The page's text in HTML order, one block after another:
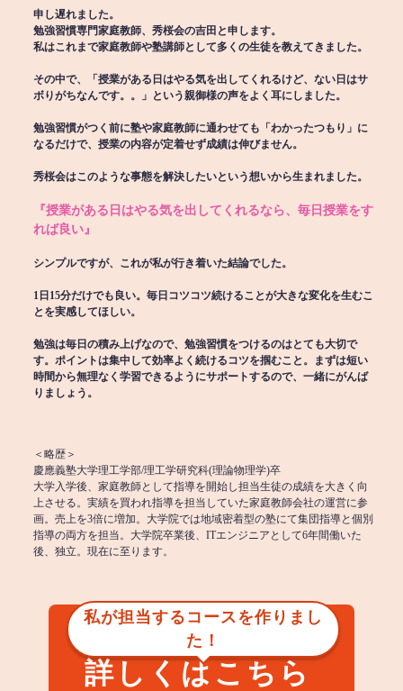
申し遅れました。
勉強習慣専門家庭教師、秀桜会の吉田と申します。
私はこれまで家庭教師や塾講師として多くの生徒を教えてきました。
その中で、「授業がある日はやる気を出してくれるけど、ない日はサ
ボりがちなんです。。」という親御様の声をよく耳にしました。
勉強習慣がつく前に塾や家庭教師に通わせても「わかったつもり」に
なるだけで、授業の内容が定着せず成績は伸びません。
秀桜会はこのような事態を解決したいという想いから生まれました。
『授業がある日はやる気を出してくれるなら、毎日授業をす
れば良い』
シンプルですが、これが私が行き着いた結論でした。
1日15分だけでも良い。毎日コツコツ続けることが大きな変化を生むこ
とを実感してほしい。
勉強は毎日の積み上げなので、勉強習慣をつけるのはとても大切で
す。ポイントは集中して効率よく続けるコツを掴むこと。まずは短い
時間から無理なく学習できるようにサポートするので、一緒にがんば
りましょう。
＜略歴＞
慶應義塾大学理工学部/理工学研究科(理論物理学)卒
大学入学後、家庭教師として指導を開始し担当生徒の成績を大きく向
上させる。実績を買われ指導を担当していた家庭教師会社の運営に参
画。売上を3倍に増加。大学院では地域密着型の塾にて集団指導と個別
指導の両方を担当。大学院卒業後、ITエンジニアとして6年間働いた
後、独立。現在に至ります。
私が担当するコースを作りまし
た！
詳しくはこちら